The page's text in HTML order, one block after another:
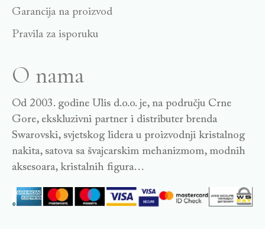
Garancija na proizvod
Pravila za isporuku
O nama
Od 2003. godine Ulis d.o.o. je, na području Crne
Gore, ekskluzivni partner i distributer brenda
Swarovski, svjetskog lidera u proizvodnji kristalnog
nakita, satova sa švajcarskim mehanizmom, modnih
aksesoara, kristalnih figura…